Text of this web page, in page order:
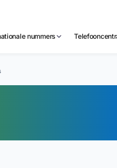
nummers